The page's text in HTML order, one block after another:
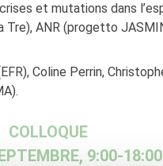
et mutations dans
Tre), ANR (progetto
Coline Perrin,
COLLOQUE
9:00-18:00